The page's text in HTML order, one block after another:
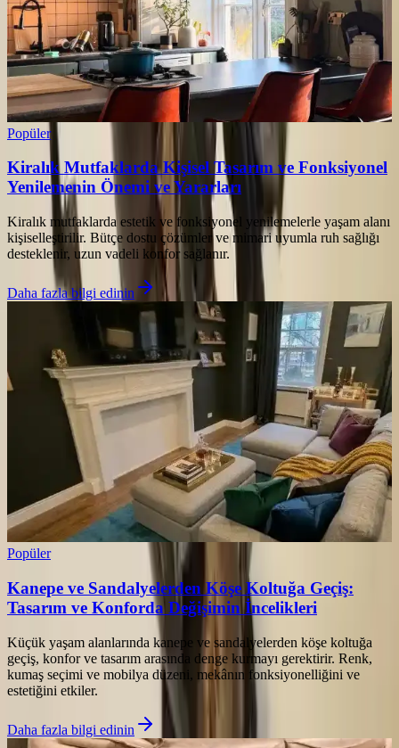
Popüler
Kiralık Mutfaklarda Kişisel Tasarım ve Fonksiyonel
Yenilemenin Önemi ve Yararları
Kiralık mutfaklarda estetik ve fonksiyonel yenilemelerle yaşam alanı
kişiselleştirilir. Bütçe dostu çözümler ve mimari uyumla ruh sağlığı
desteklenir, uzun vadeli konfor sağlanır.
Daha fazla bilgi edinin
Popüler
Kanepe ve Sandalyelerden Köşe Koltuğa Geçiş:
Tasarım ve Konforda Değişimin İncelikleri
Küçük yaşam alanlarında kanepe ve sandalyelerden köşe koltuğa
geçiş, konfor ve tasarım arasında denge kurmayı gerektirir. Renk,
kumaş seçimi ve mobilya düzeni, mekânın fonksiyonelliğini ve
estetiğini etkiler.
Daha fazla bilgi edinin